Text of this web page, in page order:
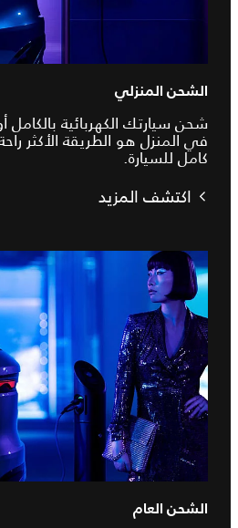
الشحن المنزلي
شحن سيارتك الكهربائية بالكامل
في المنزل هو الطريقة الأكثر
كامل للسيارة.
اكتشف المزيد
الشحن العام